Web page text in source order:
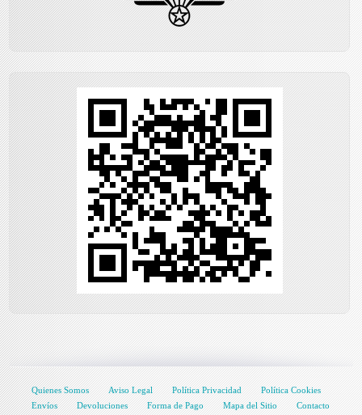
Quienes Somos Aviso Legal Política Privacidad
Política Cookies
Envíos
Devoluciones Forma de Pago Mapa del Sitio Contacto